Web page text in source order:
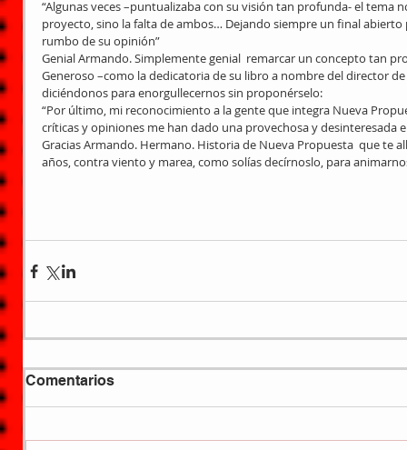
“Algunas veces –puntualizaba con su visión tan profunda- el tema
proyecto, sino la falta de ambos… Dejando siempre un final
rumbo de su opinión”
Genial Armando. Simplemente genial  remarcar un concepto tan
Generoso –como la dedicatoria de su libro a nombre del director
diciéndonos para enorgullecernos sin proponérselo:
“Por último, mi reconocimiento a la gente que integra Nueva
críticas y opiniones me han dado una provechosa y desinteresada
Gracias Armando. Hermano. Historia de Nueva Propuesta  que te
años, contra viento y marea, como solías decírnoslo, para
Comentarios